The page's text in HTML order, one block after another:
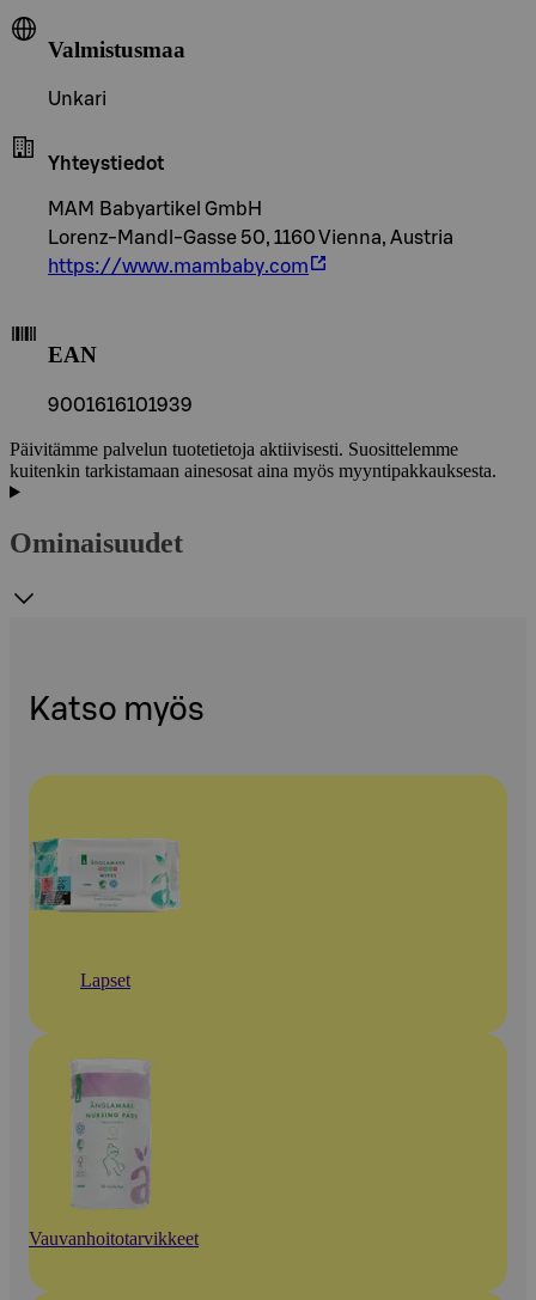
Valmistusmaa
Unkari
Yhteystiedot
MAM Babyartikel GmbH
Lorenz-Mandl-Gasse 50, 1160 Vienna, Austria
https://www.mambaby.com
EAN
9001616101939
Päivitämme palvelun tuotetietoja aktiivisesti. Suosittelemme
kuitenkin tarkistamaan ainesosat aina myös myyntipakkauksesta.
Ominaisuudet
Katso myös
Lapset
Vauvanhoitotarvikkeet